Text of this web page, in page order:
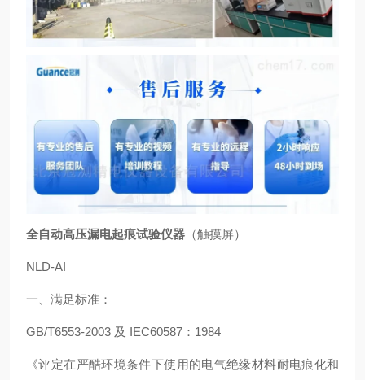
全自动高压漏电起痕试验仪器 （触摸屏）
NLD-AI
一、满足标准：
GB/T6553-2003 及 IEC60587：1984
《评定在严酷环境条件下使用的电气绝缘材料耐电痕化和